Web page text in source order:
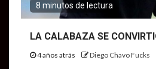
8 minutos de lectura
LA CALABAZA SE
4 años atrás Diego Chavo Fucks